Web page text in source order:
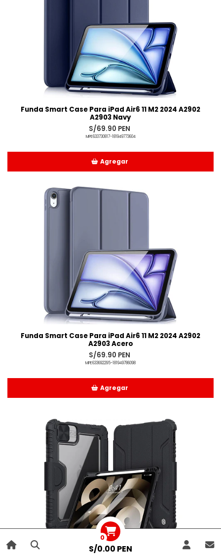
0
S/0.00 PEN
Funda Smart Case Para iPad Air6 11 M2 2024 A2902
A2903 Navy
S/69.90 PEN
MPE633730817-181949773604
Agregar
Funda Smart Case Para iPad Air6 11 M2 2024 A2902
A2903 Acero
S/69.90 PEN
MPE633692295-181949786098
Agregar